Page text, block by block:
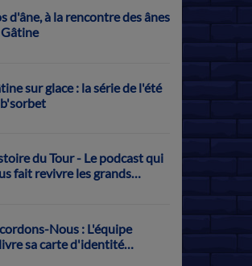
d'âne, à la rencontre des ânes
sur glace : la série de l'été
du Tour - Le podcast qui
fait revivre les grands
Nous : L'équipe
sa carte d'identité